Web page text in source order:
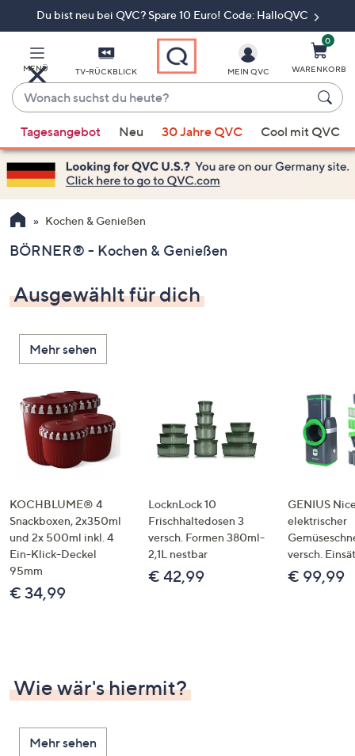
Du bist neu bei QVC? Spare 10 Euro! Code: HalloQVC
MENÜ TV-RÜCKBLICK
Wonach
suchst
du
heute?
Vorschläge
verfügbar
sind,
verwenden
Sie
Pfeiltasten
oben
und
nach
unten
oder
wischen
Sie
auf
Touch-
Geräten
links
bzw.
rechts,
um
diese
anzuzeigen.
MEIN QVC
0
WARENKORB
Tagesangebot Neu 30 Jahre QVC Cool mit QVC
Kochen & Genießen
BÖRNER® - Kochen & Genießen
Ausgewählt für dich
Mehr sehen
KOCHBLUME® 4
Snackboxen, 2x350ml
und 2x 500ml inkl. 4
Ein-Klick-Deckel
95mm
€ 34,99
LocknLock 10
Frischhaltedosen 3
versch. Formen 380ml-
2,1L nestbar
€ 42,99
GENIUS
elektrischer
versch.
€ 99,99
Wie wär's hiermit?
Mehr sehen